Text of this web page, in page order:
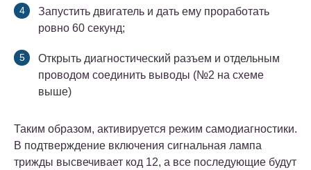
Запустить двигатель и дать ему проработать
ровно 60 секунд;
Открыть диагностический разъем и отдельным
проводом соединить выводы (№2 на схеме
выше)
Таким образом, активируется режим самодиагностики.
В подтверждение включения сигнальная лампа
трижды высвечивает код 12, а все последующие будут